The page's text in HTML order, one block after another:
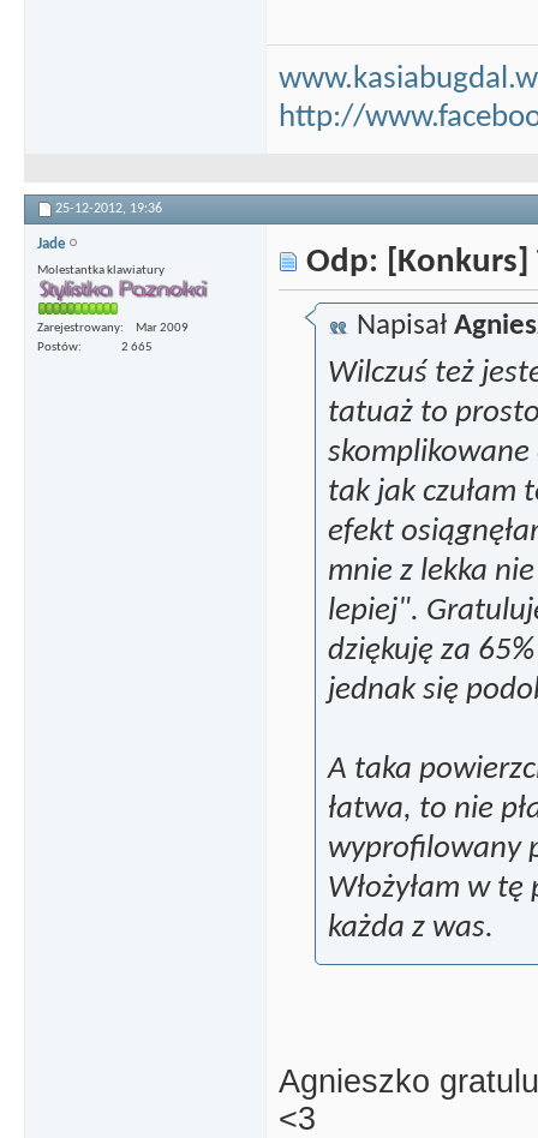
http://
25-12-2012, 19:36
Jade
Molestantka klawiatury
Zarejestrowany
Mar 2009
Postów
2 665
Odp: [Konkurs]
Napisał
Wilczuś też
tatuaż to
skomplikowane
tak jak czułam
efekt
mnie z lekka
lepiej".
dziękuję za
jednak się
A taka
łatwa, to nie
wyprofilowany
Włożyłam w
każda z was.
Agnieszko
<3